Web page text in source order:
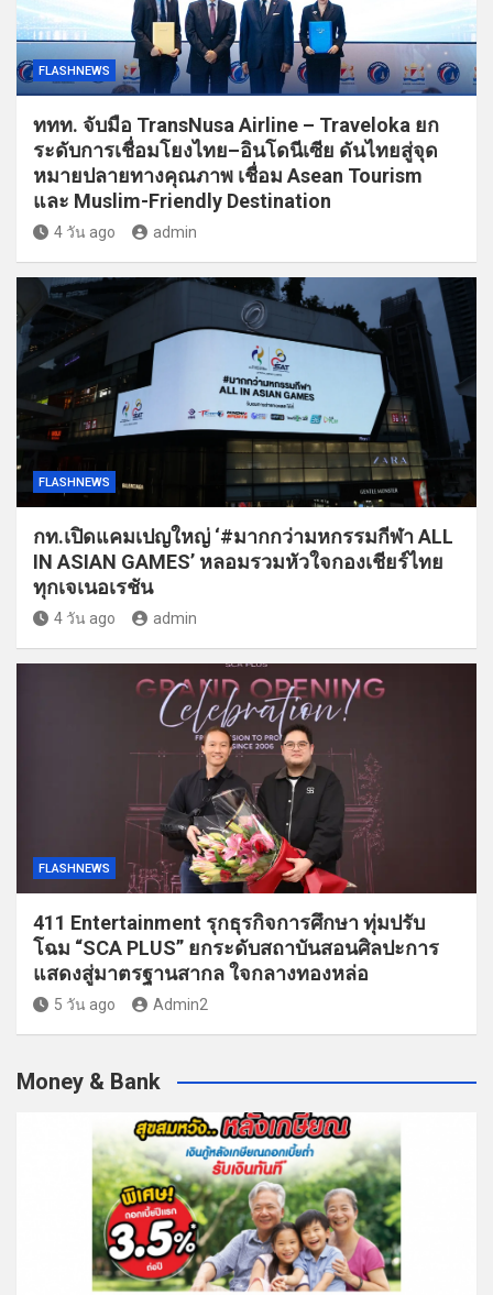
FLASHNEWS
ททท. จับมือ TransNusa Airline – Traveloka ยก
ระดับการเชื่อมโยงไทย–อินโดนีเซีย ดันไทยสู่จุด
หมายปลายทางคุณภาพ เชื่อม Asean Tourism
และ Muslim-Friendly Destination
4 วัน ago admin
FLASHNEWS
กท.เปิดแคมเปญใหญ่ ‘#มากกว่ามหกรรมกีฬา ALL
IN ASIAN GAMES’ หลอมรวมหัวใจกองเชียร์ไทย
ทุกเจเนอเรชัน
4 วัน ago admin
FLASHNEWS
411 Entertainment รุกธุรกิจการศึกษา ทุ่มปรับ
โฉม “SCA PLUS” ยกระดับสถาบันสอนศิลปะการ
แสดงสู่มาตรฐานสากล ใจกลางทองหล่อ
5 วัน ago Admin2
Money & Bank